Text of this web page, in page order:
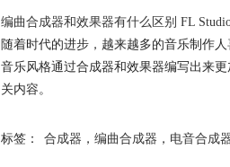
编曲合成器和效果器有什么区别 FL
随着时代的进步，越来越多的音乐制作
音乐风格通过合成器和效果器编写出来
关内容。
标签： 合成器 ， 编曲合成器 ， 电音合成